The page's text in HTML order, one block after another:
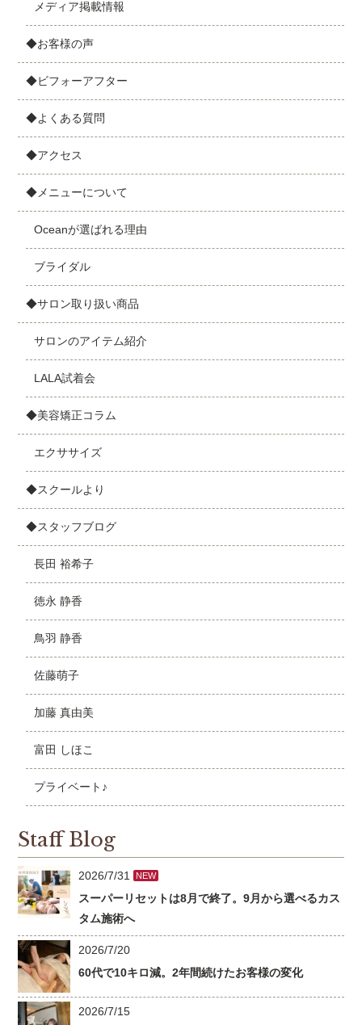
メディア掲載情報
◆お客様の声
◆ビフォーアフター
◆よくある質問
◆アクセス
◆メニューについて
Oceanが選ばれる理由
ブライダル
◆サロン取り扱い商品
サロンのアイテム紹介
LALA試着会
◆美容矯正コラム
エクササイズ
◆スクールより
◆スタッフブログ
長田 裕希子
徳永 静香
鳥羽 静香
佐藤萌子
加藤 真由美
富田 しほこ
プライベート♪
Staff Blog
2026/7/31 NEW
スーパーリセットは8月で終了。9月から選べるカス
タム施術へ
2026/7/20
60代で10キロ減。2年間続けたお客様の変化
2026/7/15